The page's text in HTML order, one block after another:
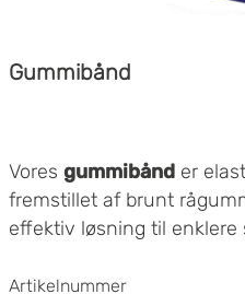
Gummibånd
Vores gummibånd er
fremstillet af brunt
effektiv løsning til
mål, når gummibåndet
Artikelnummer